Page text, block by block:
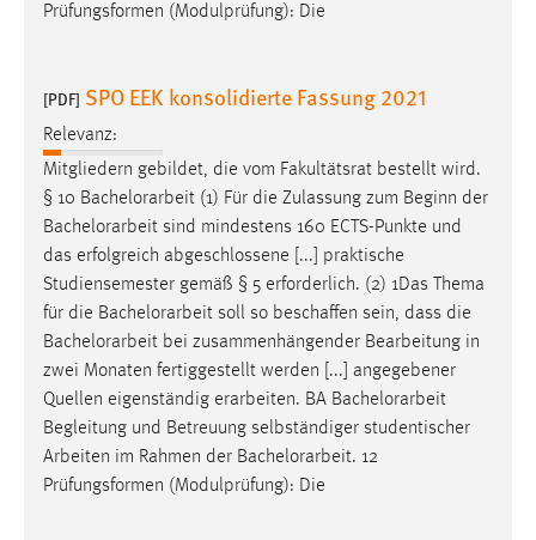
Prüfungsformen (Modulprüfung): Die
[PDF] SPO EEK konsolidierte Fassung 2021
Relevanz:
Mitgliedern gebildet, die vom Fakultätsrat bestellt wird.
§ 10 Bachelorarbeit (1) Für die Zulassung zum Beginn der
Bachelorarbeit sind mindestens 160 ECTS-Punkte und
das erfolgreich abgeschlossene [...] praktische
Studiensemester gemäß § 5 erforderlich. (2) 1Das Thema
für die Bachelorarbeit soll so beschaffen sein, dass die
Bachelorarbeit bei zusammenhängender Bearbeitung in
zwei Monaten fertiggestellt werden [...] angegebener
Quellen eigenständig erarbeiten. BA Bachelorarbeit
Begleitung und Betreuung selbständiger studentischer
Arbeiten im Rahmen der Bachelorarbeit. 12
Prüfungsformen (Modulprüfung): Die